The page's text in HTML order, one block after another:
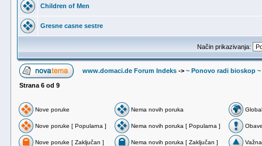
Children of Men
Gresne casne sestre
Način prikazivanja:
www.domaci.de Forum Indeks -> ~ Ponovo radi bioskop ~
Strana 6 od 9
Nove poruke Nema novih poruka
Nove poruke [ Popularna ] Nema novih poruka [ Popularna ]
Nove poruke [ Zaključan ] Nema novih poruka [ Zaključan ] Važna